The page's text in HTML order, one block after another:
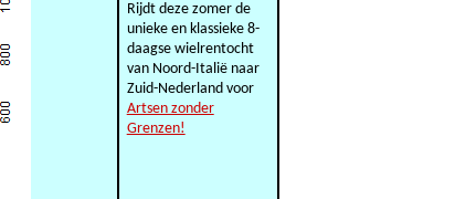
Rijdt deze zomer de
unieke en klassieke 8-
daagse wielrentocht
van Noord-Italië naar
Zuid-Nederland voor
Artsen zonder
Grenzen!